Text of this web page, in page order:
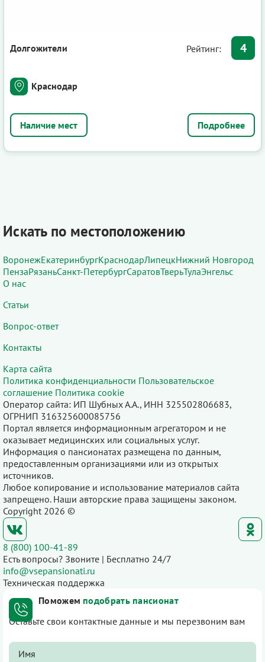
Долгожители Рейтинг: 4
Краснодар
Подробнее
Искать по местоположению
ВоронежЕкатеринбургКраснодарЛипецкНижний Новгород
ПензаРязаньСанкт-ПетербургСаратовТверьТулаЭнгельс
О нас
Статьи
Вопрос-ответ
Контакты
Карта сайта
Политика конфиденциальности Пользовательское
соглашение Политика cookie
Оператор сайта: ИП Шубных А.А., ИНН 325502806683,
ОГРНИП 316325600085756
Портал является информационным агрегатором и не
оказывает медицинских или социальных услуг.
Информация о пансионатах размещена по данным,
предоставленным организациями или из открытых
источников.
Любое копирование и использование материалов сайта
запрещено. Наши авторские права защищены законом.
Copyright 2026 ©
8 (800) 100-41-89
Есть вопросы? Звоните | Бесплатно 24/7
info@vsepansionati.ru
Техническая поддержка
Поможем подобрать пансионат
Оставьте свои контактные данные и мы перезвоним вам